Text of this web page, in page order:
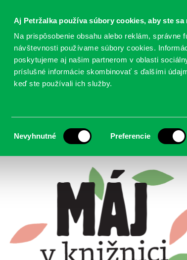
Aj Petržalka používa súbory cookies, aby ste
Na prispôsobenie obsahu alebo reklám, správne
návštevnosti používame súbory cookies.
poskytujeme aj našim partnerom v oblasti
príslušné informácie skombinovať s ďalšími
keď ste používali ich služby.
súhlasu
Nevyhnutné Preferencie
SA ONLINE KATALÓGY SLUŽBY